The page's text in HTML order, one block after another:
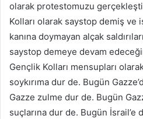
olarak protestomuzu
Kolları olarak saystop demiş ve
kanına doymayan alçak
saystop demeye devam
Gençlik Kolları mensupları
soykırıma dur de. Bugün
Gazze zulme dur de. Bugün
suçlarına dur de. Bugün İsrail’e